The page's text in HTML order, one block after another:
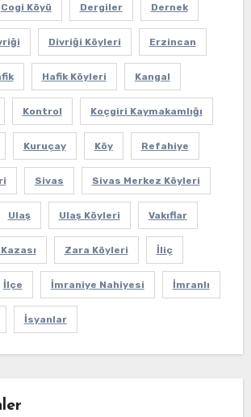
Cogi Köyü Dergiler Dernek
Divriği Köyleri Erzincan
Hafik Köyleri Kangal
Kontrol Koçgiri Kaymakamlığı
Kuruçay Köy Refahiye
Sivas Sivas Merkez Köyleri
Ulaş Ulaş Köyleri Vakıflar
Zara Köyleri İliç
İlçe İmraniye Nahiyesi İmranlı
İsyanlar